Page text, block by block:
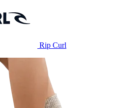
Rip Curl